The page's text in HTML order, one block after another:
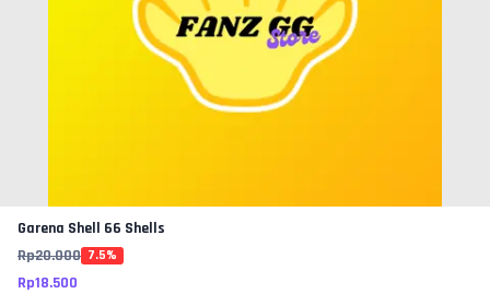
Garena Shell 66 Shells
Rp20.000 7.5%
Rp18.500